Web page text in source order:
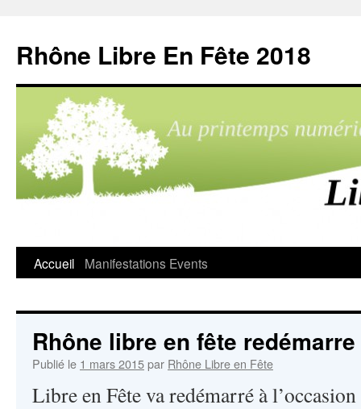
contenu
Rhône Libre En Fête 2018
Accueil Manifestations Events
Rhône libre en fête redémarre
Publié le 1 mars 2015par Rhône Libre en Fête
Libre en Fête va redémarré à